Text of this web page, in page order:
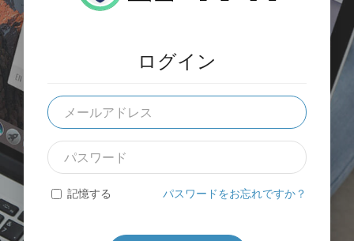
ログイン
メ
ー
ル
ア
ド
レ
パ
ス
ー 記憶する パスワードをお忘れですか？